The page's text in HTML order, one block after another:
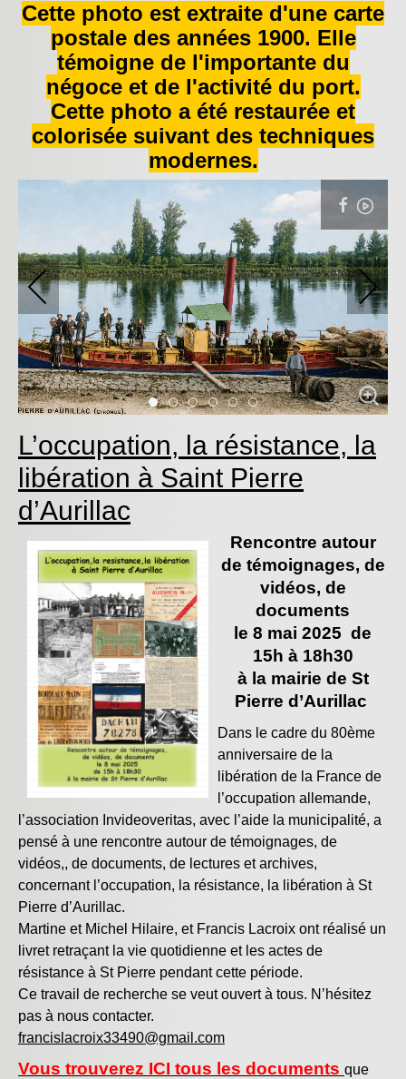
Cette photo est extraite d'une carte
postale des années 1900. Elle
témoigne de l'importante du
négoce et de l'activité du port.
Cette photo a été restaurée et
colorisée suivant des techniques
modernes.
Item 0Item 1Item 2Item 3Item 4Item 5
L’occupation, la résistance, la
libération à Saint Pierre
d’Aurillac
Rencontre autour
de témoignages, de
vidéos, de
documents
le 8 mai 2025 de
15h à 18h30
à la mairie de St
Pierre d’Aurillac
Dans le cadre du 80ème
anniversaire de la
libération de la France de
l’occupation allemande,
l’association Invideoveritas, avec l’aide la municipalité, a
pensé à une rencontre autour de témoignages, de
vidéos,, de documents, de lectures et archives,
concernant l’occupation, la résistance, la libération à St
Pierre d’Aurillac.
Martine et Michel Hilaire, et Francis Lacroix ont réalisé un
livret retraçant la vie quotidienne et les actes de
résistance à St Pierre pendant cette période.
Ce travail de recherche se veut ouvert à tous. N’hésitez
pas à nous contacter.
francislacroix33490@gmail.com
Vous trouverez ICI tous les documents que